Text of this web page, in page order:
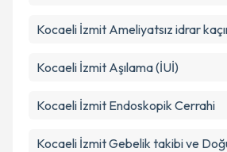
Kocaeli İzmit Ameliyatsız idrar
Kocaeli İzmit Aşılama (İUİ)
Kocaeli İzmit Endoskopik Cerrahi
Kocaeli İzmit Gebelik takibi ve